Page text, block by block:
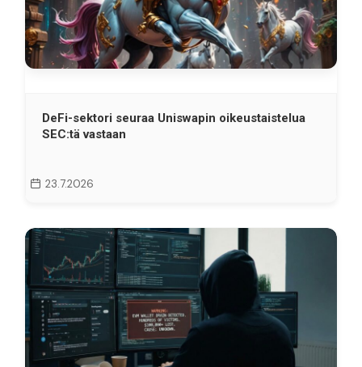
DeFi-sektori seuraa Uniswapin oikeustaistelua
SEC:tä vastaan
23.7.2026